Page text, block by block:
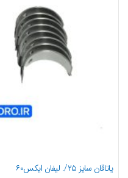
یاتاقان سایز ۲۵/. لیفان ایکس۶۰